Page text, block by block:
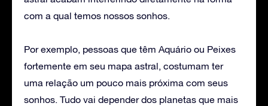
com a qual temos nossos sonhos.
Por exemplo, pessoas que têm Aquário ou Peixes
fortemente em seu mapa astral, costumam ter
uma relação um pouco mais próxima com seus
sonhos. Tudo vai depender dos planetas que mais